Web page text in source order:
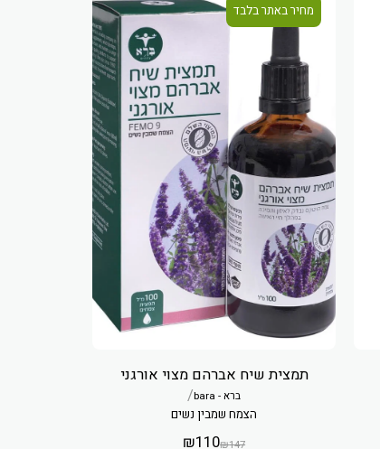
מחיר באתר בלבד
תמצית שיח אברהם מצוי אורגני
ברא - bara /
הצמח שמבין נשים
₪147
₪110